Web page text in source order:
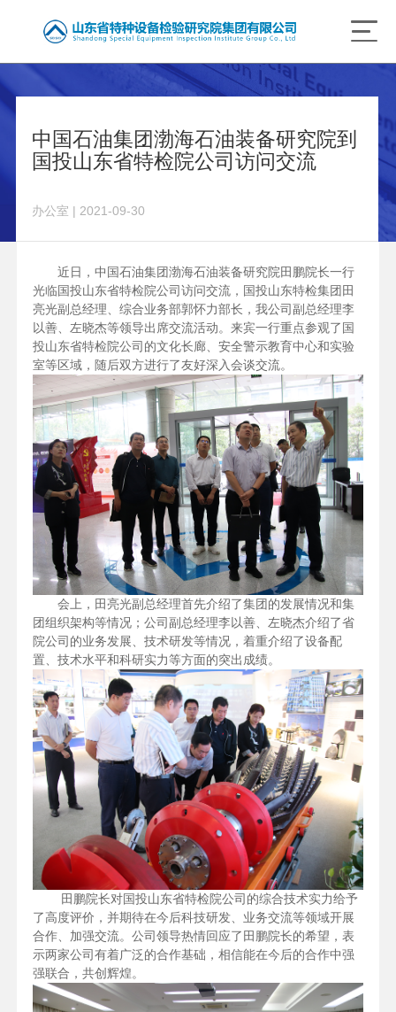
中国石油集团渤海石油装备研究院到
国投山东省特检院公司访问交流
办公室 | 2021-09-30
近日，中国石油集团渤海石油装备研究院田鹏院长一行
光临国投山东省特检院公司访问交流，国投山东特检集团田
亮光副总经理、综合业务部郭怀力部长，我公司副总经理李
以善、左晓杰等领导出席交流活动。来宾一行重点参观了国
投山东省特检院公司的文化长廊、安全警示教育中心和实验
室等区域，随后双方进行了友好深入会谈交流。
会上，田亮光副总经理首先介绍了集团的发展情况和集
团组织架构等情况；公司副总经理李以善、左晓杰介绍了省
院公司的业务发展、技术研发等情况，着重介绍了设备配
置、技术水平和科研实力等方面的突出成绩。
田鹏院长对国投山东省特检院公司的综合技术实力给予
了高度评价，并期待在今后科技研发、业务交流等领域开展
合作、加强交流。公司领导热情回应了田鹏院长的希望，表
示两家公司有着广泛的合作基础，相信能在今后的合作中强
强联合，共创辉煌。